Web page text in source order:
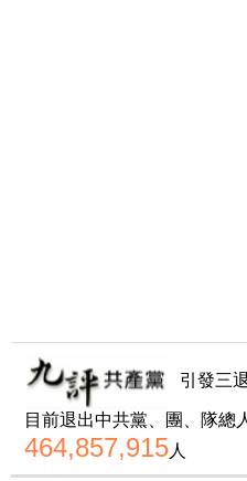
引發三
目前退出中共黨、團、隊總
464,857,915人